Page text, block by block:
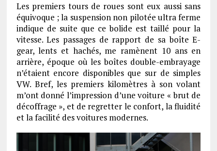
Les premiers tours de roues sont eux aussi sans
équivoque ; la suspension non pilotée ultra ferme
indique de suite que ce bolide est taillé pour la
vitesse. Les passages de rapport de sa boîte E-
gear, lents et hachés, me ramènent 10 ans en
arrière, époque où les boîtes double-embrayage
n’étaient encore disponibles que sur de simples
VW. Bref, les premiers kilomètres à son volant
m’ont donné l’impression d’une voiture « brut de
décoffrage », et de regretter le confort, la fluidité
et la facilité des voitures modernes.